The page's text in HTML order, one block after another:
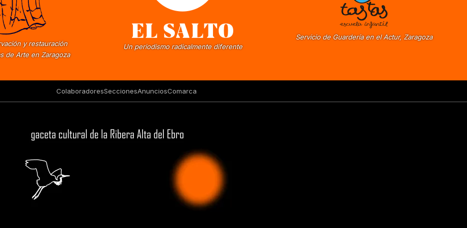
y restauración
de Arte en Zaragoza
Un periodismo radicalmente diferente
Servicio de Guardería en el Actur, Zaragoza
ColaboradoresSeccionesAnunciosComarca